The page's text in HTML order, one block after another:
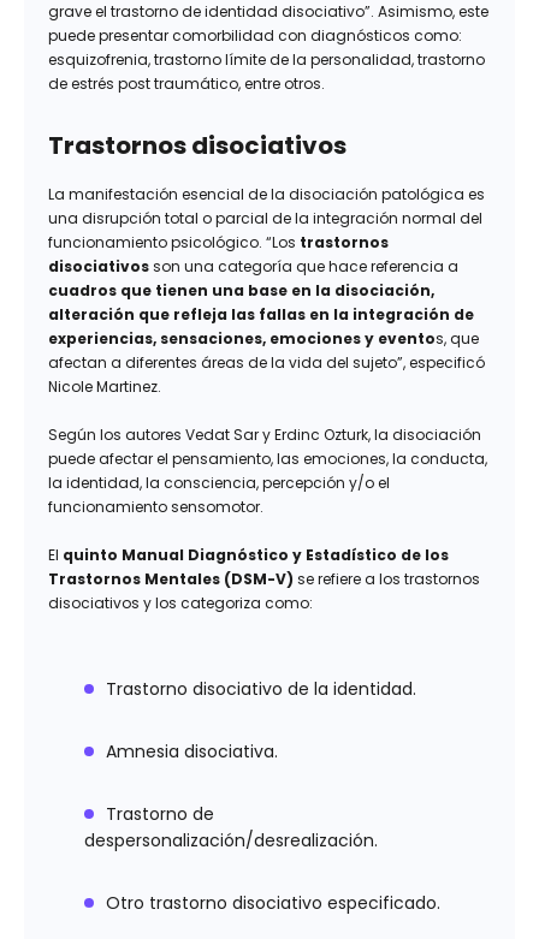
grave el trastorno de identidad disociativo”. Asimismo, este
puede presentar comorbilidad con diagnósticos como:
esquizofrenia, trastorno límite de la personalidad, trastorno
de estrés post traumático, entre otros.
Trastornos disociativos
La manifestación esencial de la disociación patológica es
una disrupción total o parcial de la integración normal del
funcionamiento psicológico. “Los trastornos
disociativosson una categoría que hace referencia a
cuadros que tienen una base en la disociación,
alteración que refleja las fallas en la integración de
experiencias, sensaciones, emociones y eventos, que
afectan a diferentes áreas de la vida del sujeto”, especificó
Nicole Martinez.
Según los autores Vedat Sar y Erdinc Ozturk, la disociación
puede afectar el pensamiento, las emociones, la conducta,
la identidad, la consciencia, percepción y/o el
funcionamiento sensomotor.
El quinto Manual Diagnóstico y Estadístico de los
Trastornos Mentales (DSM-V) se refiere a los trastornos
disociativos y los categoriza como:
Trastorno disociativo de la identidad.
Amnesia disociativa.
Trastorno de
despersonalización/desrealización.
Otro trastorno disociativo especificado.